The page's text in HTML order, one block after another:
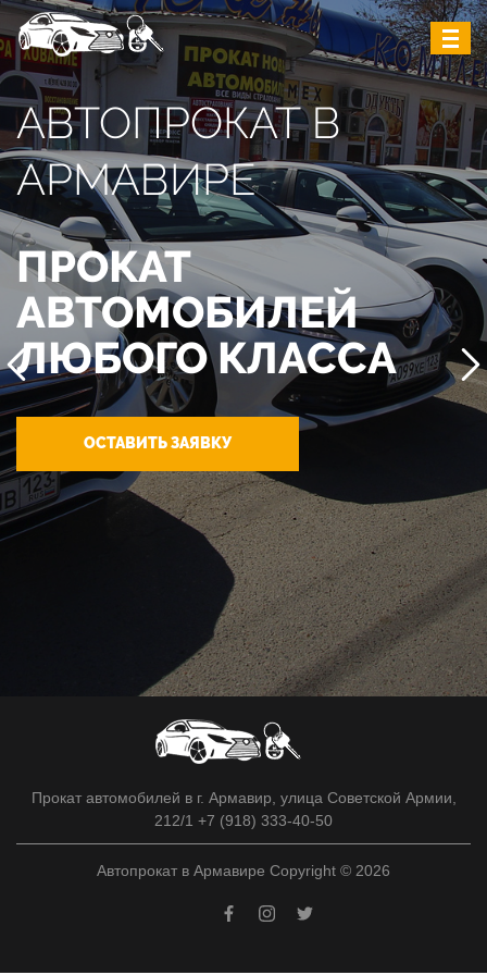
АВТОПРОКАТ В
АРМАВИРЕ
ПРОКАТ
АВТОМОБИЛЕЙ
ЛЮБОГО КЛАССА
ОСТАВИТЬ ЗАЯВКУ
Прокат автомобилей в г. Армавир, улица Советской Армии,
212/1 +7 (918) 333-40-50
Автопрокат в Армавире Copyright © 2026